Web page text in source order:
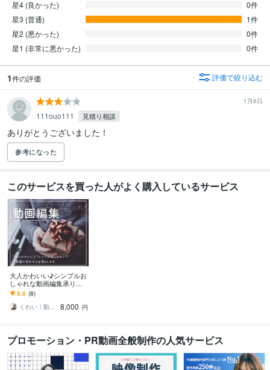
星4 (良かった)
0件
星3 (普通)
1件
星2 (悪かった)
0件
星1 (非常に悪かった)
0件
1件の評価 評価で絞り込む
1月6日
111ouo111 見積り相談
ありがとうございました！
参考になった
このサービスを買った人がよく購入しているサービス
大人かわいい♪シンプルお
しゃれな動画編集承りま
す 自分らしさを引き立て
る/クオリティ重視の動画
を作ります
5.0 (8)
くわい｜動画編集者
8,000 円
プロモーション・PR動画全般制作の人気サービス